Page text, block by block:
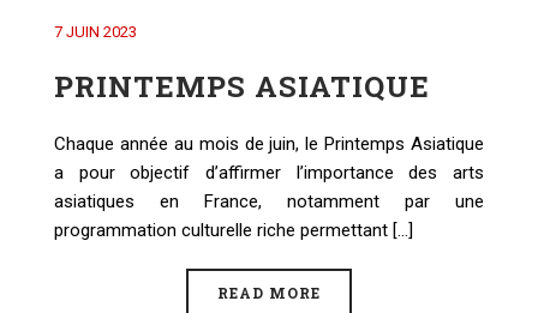
7 JUIN 2023
PRINTEMPS ASIATIQUE
Chaque année au mois de juin, le Printemps Asiatique
a pour objectif d’affirmer l’importance des arts
asiatiques en France, notamment par une
programmation culturelle riche permettant [...]
READ MORE